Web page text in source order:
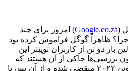
(
Google.co.za) امروز برای چند
ظاهراً گوگل فراموش کرده بود
بار دو تن از کاربران توییتر این
بررسی‌ها حاکی از آن هستند که
دامنه مذکور در در تاریخ ۲۵ ژوئن ۲۰۲۲ منقضی شده و از آن پس تا